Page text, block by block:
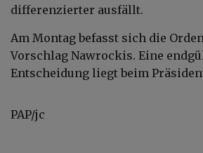
differenzierter ausfällt.
Am Montag befasst sich die
Vorschlag Nawrockis. Eine
Entscheidung liegt beim
PAP/jc